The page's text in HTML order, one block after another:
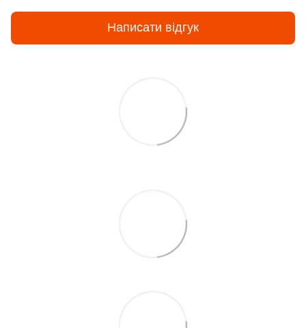
Написати відгук